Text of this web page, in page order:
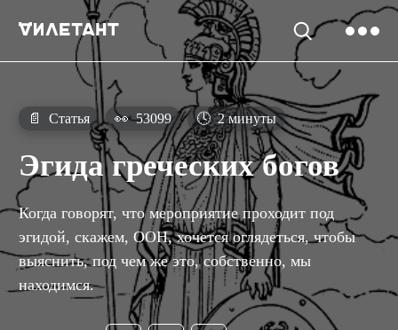
📄 Статья 👀 53099 🕓 2 минуты
Эгида греческих богов
Когда говорят, что мероприятие проходит под
эгидой, скажем, ООН, хочется оглядеться, чтобы
выяснить, под чем же это, собственно, мы
находимся.